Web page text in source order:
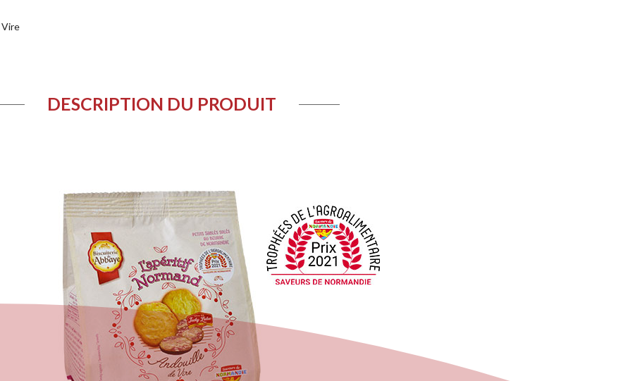
Vire
DESCRIPTION DU PRODUIT